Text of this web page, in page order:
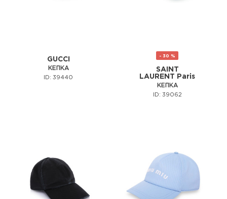
GUCCI
КЕПКА
ID: 39440
- 30 %
SAINT
LAURENT Paris
КЕПКА
ID: 39062